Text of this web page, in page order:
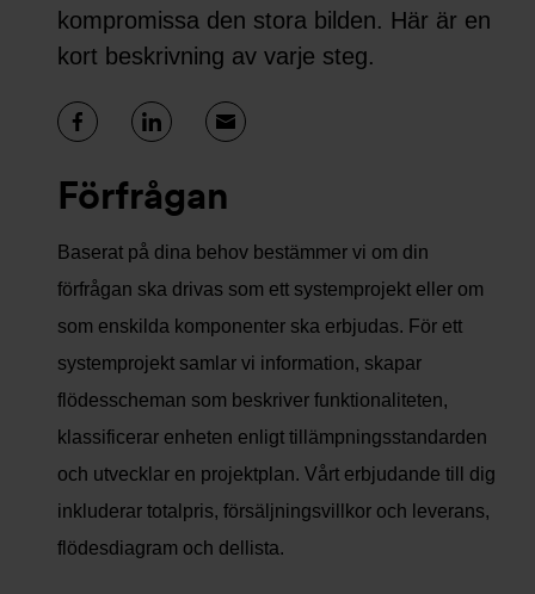
kompromissa den stora bilden. Här är en
kort beskrivning av varje steg.
Förfrågan
Baserat på dina behov bestämmer vi om din
förfrågan ska drivas som ett systemprojekt eller om
som enskilda komponenter ska erbjudas. För ett
systemprojekt samlar vi information, skapar
flödesscheman som beskriver funktionaliteten,
klassificerar enheten enligt tillämpningsstandarden
och utvecklar en projektplan. Vårt erbjudande till dig
inkluderar totalpris, försäljningsvillkor och leverans,
flödesdiagram och dellista.